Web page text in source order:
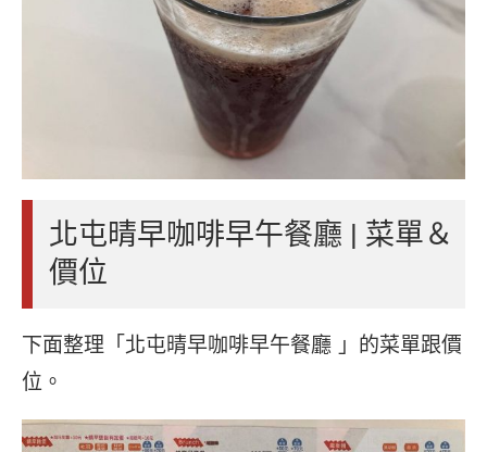
北屯晴早咖啡早午餐廳 | 菜單＆
價位
下面整理「北屯晴早咖啡早午餐廳 」的菜單跟價
位。